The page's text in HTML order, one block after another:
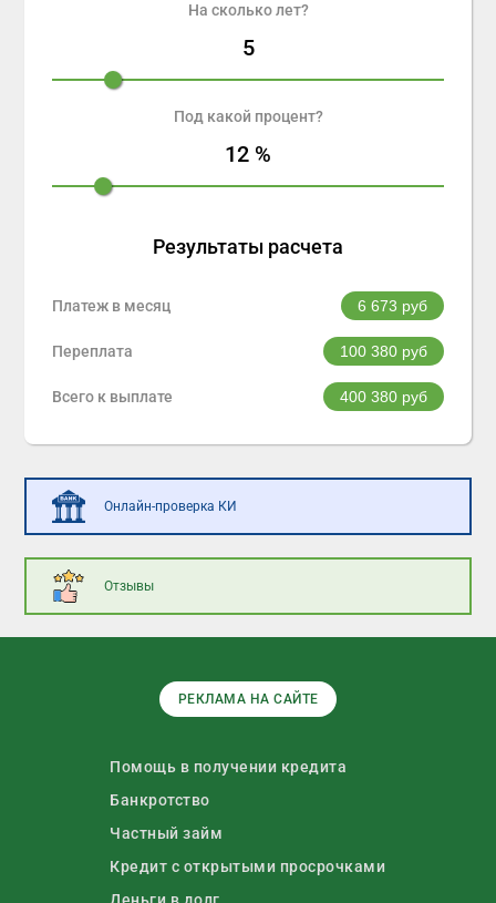
На сколько лет?
5
Под какой процент?
12 %
Результаты расчета
Платеж в месяц 6 673 руб
Переплата 100 380руб
Всего к выплате 400 380руб
Онлайн-проверка КИ
Отзывы
РЕКЛАМА НА САЙТЕ
Помощь в получении кредита
Банкротство
Частный займ
Кредит с открытыми просрочками